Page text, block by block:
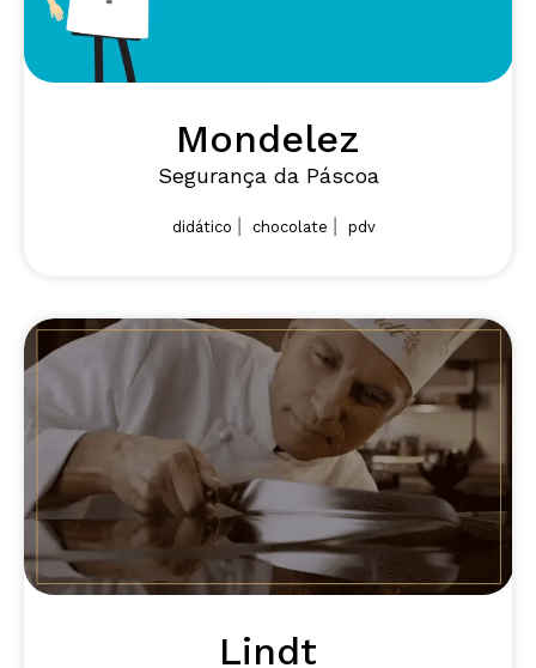
Mondelez
Segurança da Páscoa
didático chocolate pdv
Lindt